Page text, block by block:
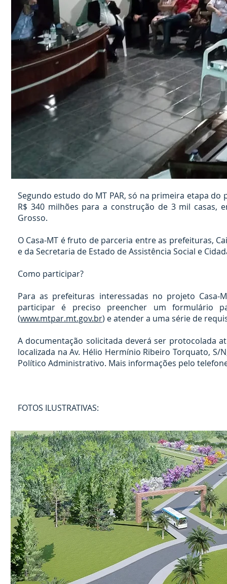
Segundo estudo do MT PAR, só na primeira etapa
R$ 340 milhões para a construção de 3 mil casas,
Grosso.
O Casa-MT é fruto de parceria entre as prefeituras,
e da Secretaria de Estado de Assistência Social e
Como participar?
Para as prefeituras interessadas no projeto
participar é preciso preencher um formulário
(www.mtpar.mt.gov.br) e atender a uma série de
A documentação solicitada deverá ser protocolada
localizada na Av. Hélio Hermínio Ribeiro Torquato, S/
Político Administrativo. Mais informações pelo
FOTOS ILUSTRATIVAS: